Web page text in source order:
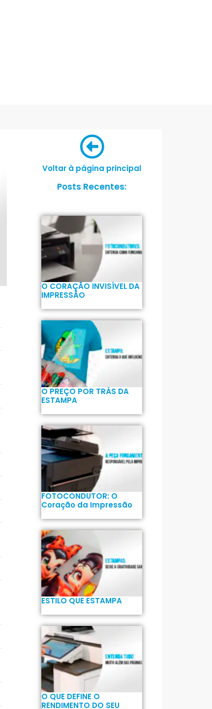
Voltar à página principal
Posts Recentes:
O CORAÇÃO INVISÍVEL DA
IMPRESSÃO
O PREÇO POR TRÁS DA
ESTAMPA
FOTOCONDUTOR: O
Coração da Impressão
ESTILO QUE ESTAMPA
O QUE DEFINE O
RENDIMENTO DO SEU